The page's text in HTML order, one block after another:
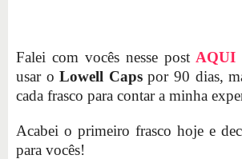
Falei com vocês nesse post AQUI
usar oLowell Capspor 90 dias,
cada frasco para contar a minha
Acabei o primeiro frasco hoje e
para vocês!